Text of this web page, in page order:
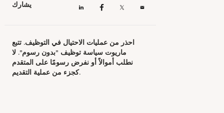
يشارك
احذر من عمليات الاحتيال في التوظيف. تتبع
ماريوت سياسة توظيف "بدون رسوم". لا
نطلب أموالاً أو نفرض رسومًا على المتقدم
كجزء من عملية التقديم.